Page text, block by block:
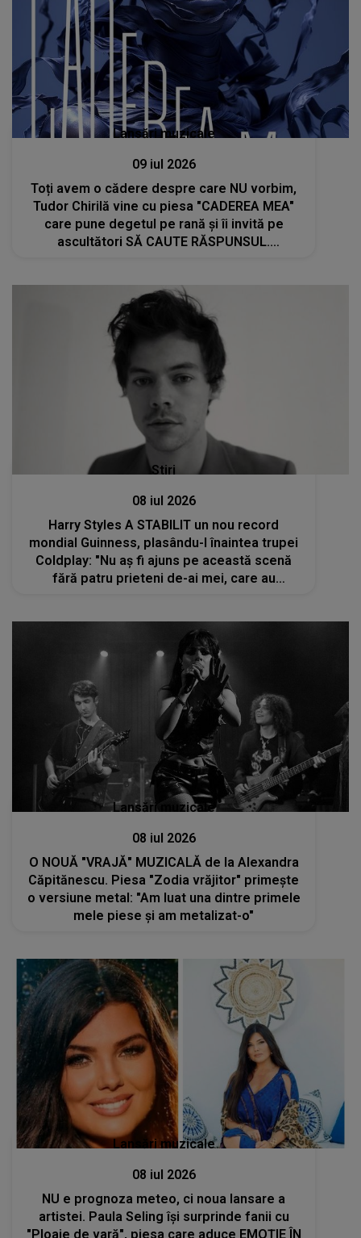
Lansări muzicale
09 iul 2026
Toți avem o cădere despre care NU vorbim,
Tudor Chirilă vine cu piesa "CADEREA MEA"
care pune degetul pe rană și îi invită pe
ascultători SĂ CAUTE RĂSPUNSUL.
Stiri
08 iul 2026
Harry Styles A STABILIT un nou record
mondial Guinness, plasându-l înaintea trupei
Coldplay: "Nu aș fi ajuns pe această scenă
fără patru prieteni de-ai mei, care au
Lansări muzicale
08 iul 2026
O NOUĂ "VRAJĂ" MUZICALĂ de la Alexandra
Căpitănescu. Piesa "Zodia vrăjitor" primește
o versiune metal: "Am luat una dintre primele
mele piese și am metalizat-o"
Lansări muzicale
08 iul 2026
NU e prognoza meteo, ci noua lansare a
artistei. Paula Seling își surprinde fanii cu
"Ploaie de vară", piesa care aduce EMOȚIE ÎN